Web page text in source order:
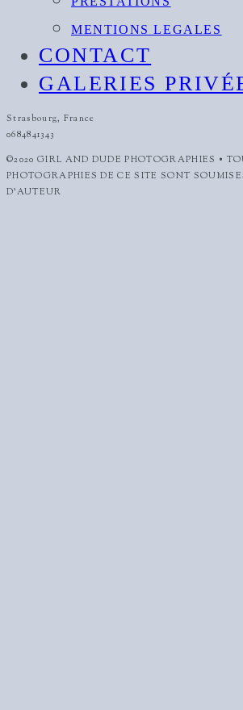
MENTIONS LEGALES
CONTACT
GALERIES
Strasbourg, France
0684841343
©2020 GIRL AND DUDE PHOTOGRAPHIES •
PHOTOGRAPHIES DE CE SITE SONT
D'AUTEUR